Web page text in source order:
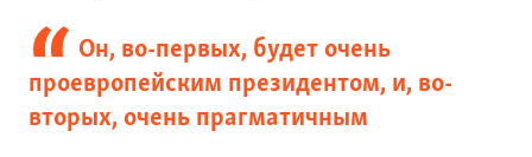
Он, во-первых, будет очень
проевропейским президентом, и, во-
вторых, очень прагматичным